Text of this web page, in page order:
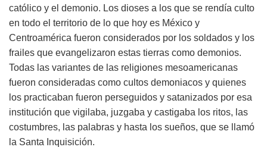
católico y el demonio. Los dioses a los que se rendía culto
en todo el territorio de lo que hoy es México y
Centroamérica fueron considerados por los soldados y los
frailes que evangelizaron estas tierras como demonios.
Todas las variantes de las religiones mesoamericanas
fueron consideradas como cultos demoniacos y quienes
los practicaban fueron perseguidos y satanizados por esa
institución que vigilaba, juzgaba y castigaba los ritos, las
costumbres, las palabras y hasta los sueños, que se llamó
la Santa Inquisición.